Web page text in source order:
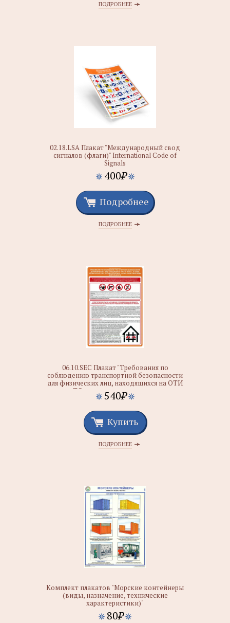
ПОДРОБНЕЕ
02.18.LSA Плакат "Международный свод
сигналов (флаги)" International Code of
Signals
400₽
Подробнее
ПОДРОБНЕЕ
06.10.SEC Плакат "Требования по
соблюдению транспортной безопасности
для физических лиц, находящихся на ОТИ
или ТС, а также юридических лиц,
осуществляющих на них какие-либо виды
540₽
Купить
ПОДРОБНЕЕ
Комплект плакатов "Морские контейнеры
(виды, назначение, технические
характеристики)"
80₽